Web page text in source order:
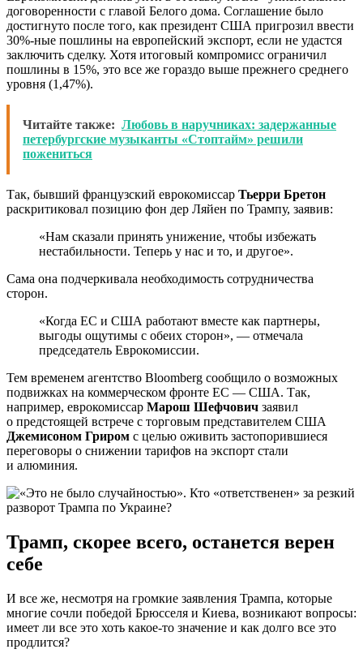
договоренности с главой Белого дома. Соглашение было
достигнуто после того, как президент США пригрозил ввести
30%-ные пошлины на европейский экспорт, если не удастся
заключить сделку. Хотя итоговый компромисс ограничил
пошлины в 15%, это все же гораздо выше прежнего среднего
уровня (1,47%).
Читайте также: Любовь в наручниках: задержанные
петербургские музыканты «Стоптайм» решили
пожениться
Так, бывший французский еврокомиссар Тьерри Бретон
раскритиковал позицию фон дер Ляйен по Трампу, заявив:
«Нам сказали принять унижение, чтобы избежать
нестабильности. Теперь у нас и то, и другое».
Сама она подчеркивала необходимость сотрудничества
сторон.
«Когда ЕС и США работают вместе как партнеры,
выгоды ощутимы с обеих сторон», — отмечала
председатель Еврокомиссии.
Тем временем агентство Bloomberg сообщило о возможных
подвижках на коммерческом фронте ЕС — США. Так,
например, еврокомиссар Марош Шефчович заявил
о предстоящей встрече с торговым представителем США
Джемисоном Гриром с целью оживить застопорившиеся
переговоры о снижении тарифов на экспорт стали
и алюминия.
Трамп, скорее всего, останется верен
себе
И все же, несмотря на громкие заявления Трампа, которые
многие сочли победой Брюсселя и Киева, возникают вопросы:
имеет ли все это хоть какое-то значение и как долго все это
продлится?